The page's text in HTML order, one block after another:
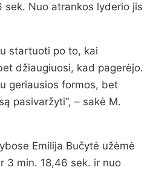
sek. Nuo atrankos lyderio jis
startuoti po to, kai
džiaugiuosi, kad pagerėjo.
geriausios formos, bet
pasivaržyti“, – sakė M.
Emilija Bučytė užėmė
3 min. 18,46 sek. ir nuo